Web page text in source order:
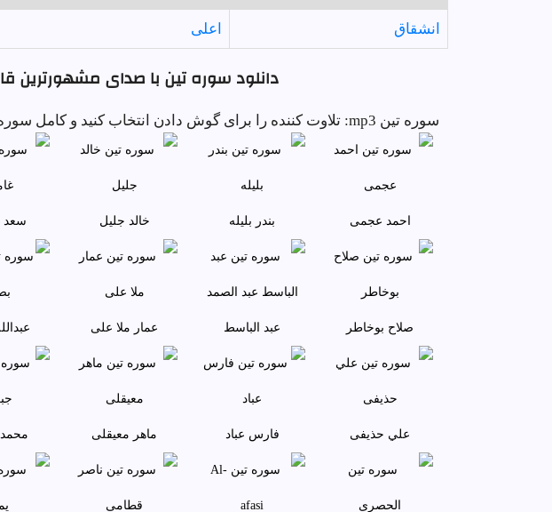
انشقاق اعلى
دانلود سوره تين با صدای مشهورترین
سوره تين mp3: تلاوت کننده را برای گوش دادن انتخاب کنید و کامل سوره تين را با کیفیت بالا دانلود کنید.
احمد عجمى بندر بليله خالد جليل سعد
صلاح بوخاطر عبد الباسط عمار ملا علی
علي حذيفی فارس عباد ماهر معيقلی